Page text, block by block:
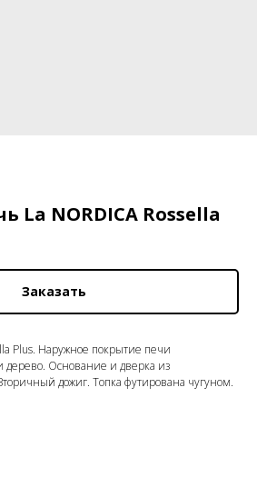
La NORDICA Rossella
Заказать
Plus. Наружное покрытие печи
Основание и дверка из
дожиг. Топка футирована чугуном.